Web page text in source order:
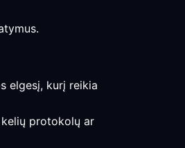
elgesį, kurį reikia
protokolų ar